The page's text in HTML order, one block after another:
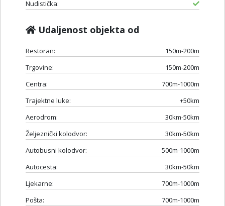
Nudistička:
Udaljenost objekta od
Restoran:
150m-200m
Trgovine:
150m-200m
Centra:
700m-1000m
Trajektne luke:
+50km
Aerodrom:
30km-50km
Željeznički kolodvor:
30km-50km
Autobusni kolodvor:
500m-1000m
Autocesta:
30km-50km
Ljekarne:
700m-1000m
Pošta:
700m-1000m